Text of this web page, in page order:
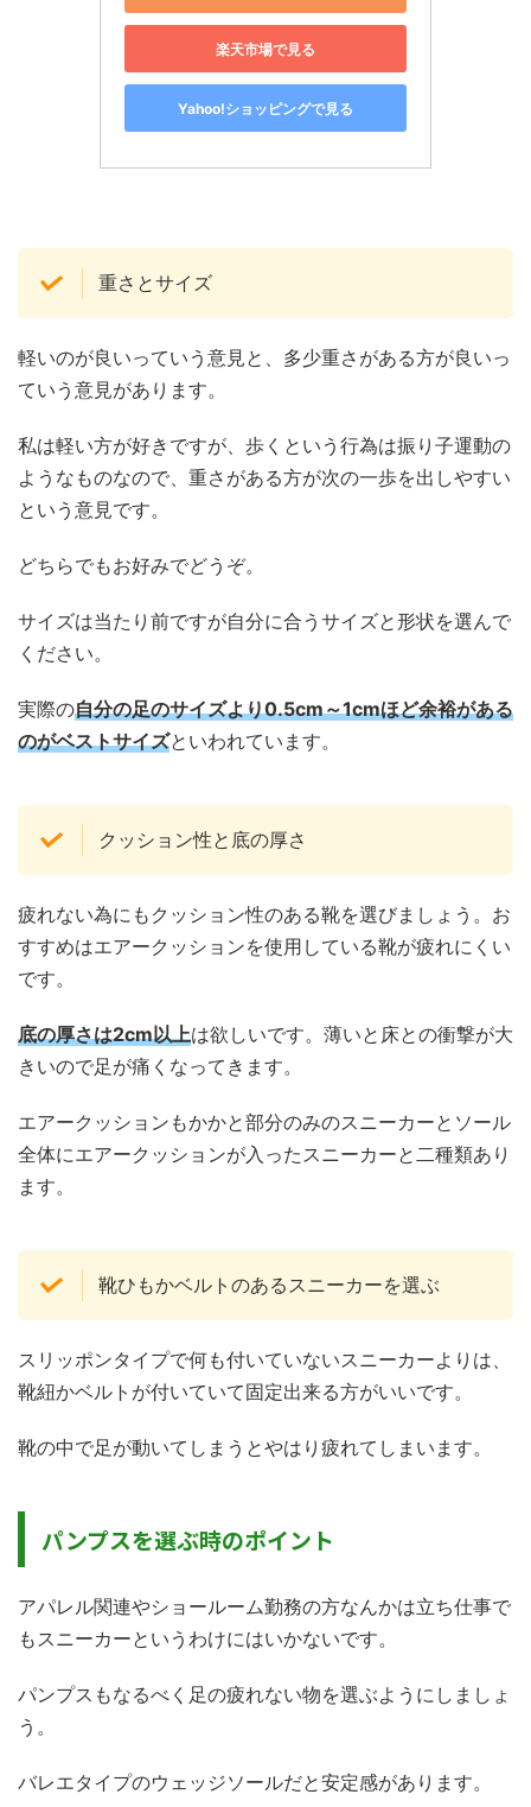
楽天市場で見る
Yahoo!ショッピングで見る
重さとサイズ
軽いのが良いっていう意見と、多少重さがある方が良いっ
ていう意見があります。
私は軽い方が好きですが、歩くという行為は振り子運動の
ようなものなので、重さがある方が次の一歩を出しやすい
という意見です。
どちらでもお好みでどうぞ。
サイズは当たり前ですが自分に合うサイズと形状を選んで
ください。
実際の自分の足のサイズより0.5cm～1cmほど余裕がある
のがベストサイズといわれています。
クッション性と底の厚さ
疲れない為にもクッション性のある靴を選びましょう。お
すすめはエアークッションを使用している靴が疲れにくい
です。
底の厚さは2cm以上は欲しいです。薄いと床との衝撃が大
きいので足が痛くなってきます。
エアークッションもかかと部分のみのスニーカーとソール
全体にエアークッションが入ったスニーカーと二種類あり
ます。
靴ひもかベルトのあるスニーカーを選ぶ
スリッポンタイプで何も付いていないスニーカーよりは、
靴紐かベルトが付いていて固定出来る方がいいです。
靴の中で足が動いてしまうとやはり疲れてしまいます。
パンプスを選ぶ時のポイント
アパレル関連やショールーム勤務の方なんかは立ち仕事で
もスニーカーというわけにはいかないです。
パンプスもなるべく足の疲れない物を選ぶようにしましょ
う。
バレエタイプのウェッジソールだと安定感があります。